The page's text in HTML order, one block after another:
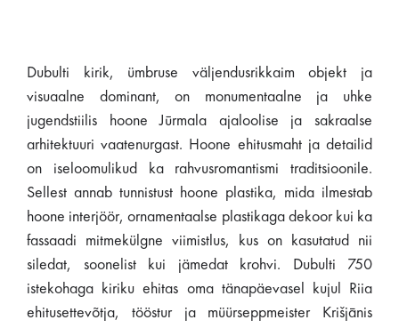
Dubulti kirik, ümbruse väljendusrikkaim objekt ja
visuaalne dominant, on monumentaalne ja uhke
jugendstiilis hoone Jūrmala ajaloolise ja sakraalse
arhitektuuri vaatenurgast. Hoone ehitusmaht ja detailid
on iseloomulikud ka rahvusromantismi traditsioonile.
Sellest annab tunnistust hoone plastika, mida ilmestab
hoone interjöör, ornamentaalse plastikaga dekoor kui ka
fassaadi mitmekülgne viimistlus, kus on kasutatud nii
siledat, soonelist kui jämedat krohvi. Dubulti 750
istekohaga kiriku ehitas oma tänapäevasel kujul Riia
ehitusettevõtja, tööstur ja müürseppmeister Krišjānis